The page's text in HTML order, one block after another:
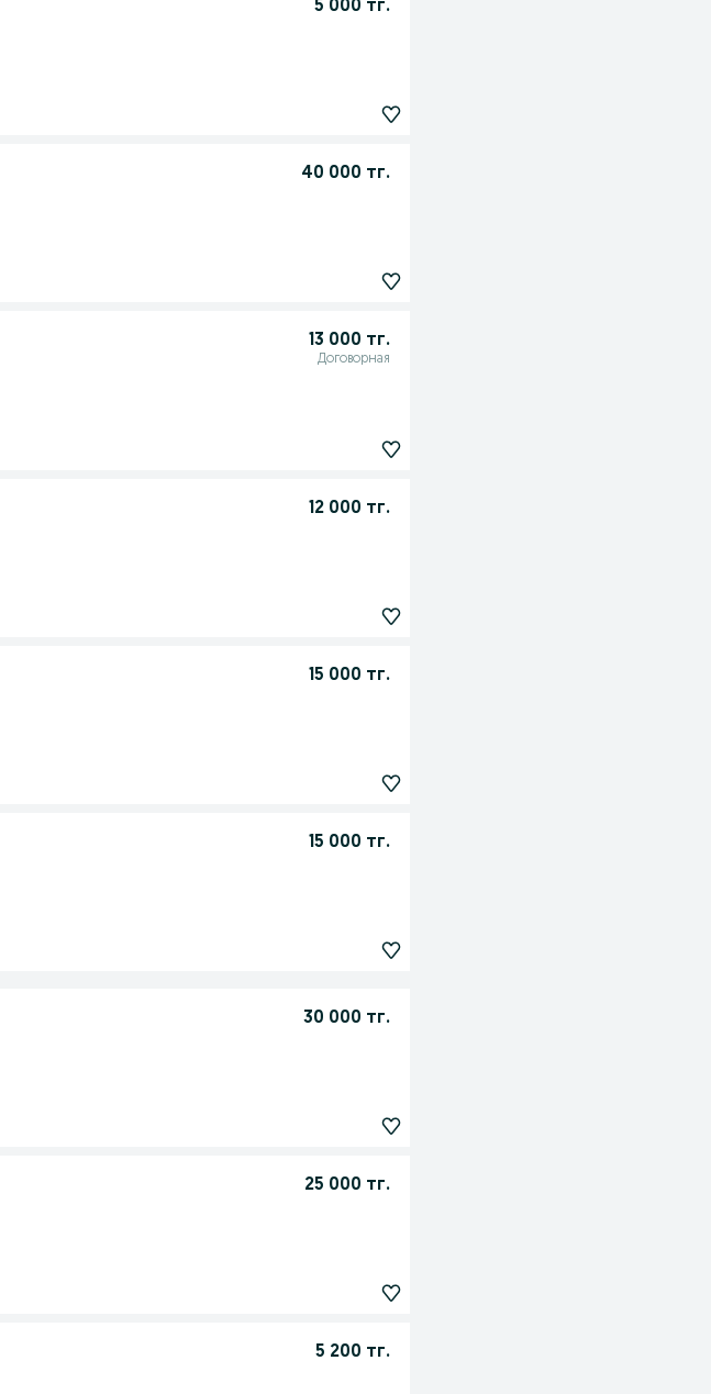
5 000 тг.
40 000 тг.
13 000 тг.
Договорная
12 000 тг.
15 000 тг.
15 000 тг.
30 000 тг.
25 000 тг.
5 200 тг.